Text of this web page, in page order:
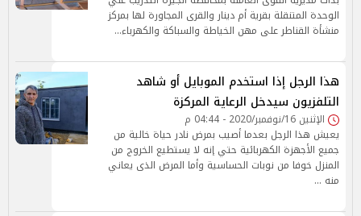
الوحدة المتنقلة بقرية أم دينار والقرى المجاورة لها بمركز
منشأة القناطر على مهن الخياطة والسباكة والكهرباء…
هذا الرجل إذا استخدم الموبايل أو شاهد
التلفزيون سيدخل الرعاية المركزة
الإثنين 16/نوفمبر/2020 - 04:44 م
يعيش هذا الرجل بعدما أصيب بمرض نادر حياة خالية من
جميع الأجهزة الكهربائية حتي إنه لا يستطيع الخروج من
المنزل خوفا من نوبات الحساسية وأما المرض الذى يعاني
منه …